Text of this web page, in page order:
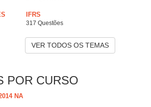
IFRS
317 Questões
VER TODOS OS TEMAS
POR CURSO
NA